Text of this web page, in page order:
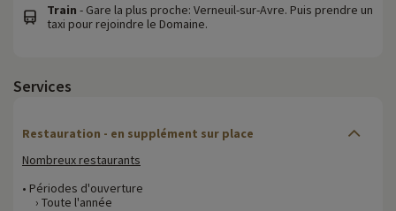
Train - Gare la plus proche: Verneuil-sur-Avre. Puis prendre un
taxi pour rejoindre le Domaine.
Services
Restauration - en supplément sur place
Nombreux restaurants
• Périodes d'ouverture
› Toute l'année